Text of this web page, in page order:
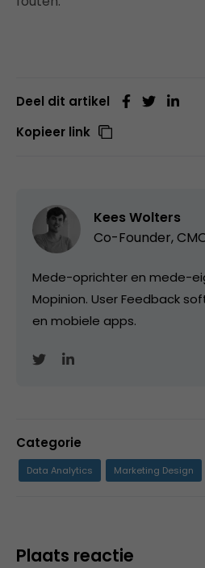
Deel dit artikel
Kopieer link
Kees Wolters
Co-Founder,
Mede-oprichter en mede-
Mopinion. User Feedback
en mobiele apps.
Categorie
Data Analytics Marketing Design
Plaats reactie